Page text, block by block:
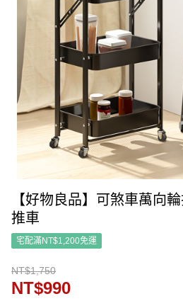
【好物良品】可煞車萬向
推車
宅配滿NT$1,200免運
NT$1,750
NT$990